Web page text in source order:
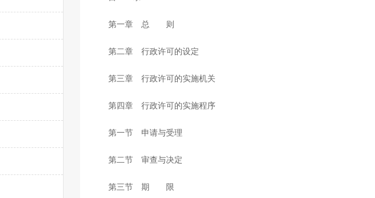
第一章 总 则
第二章 行政许可的设定
第三章 行政许可的实施机关
第四章 行政许可的实施程序
第一节 申请与受理
第二节 审查与决定
第三节 期 限